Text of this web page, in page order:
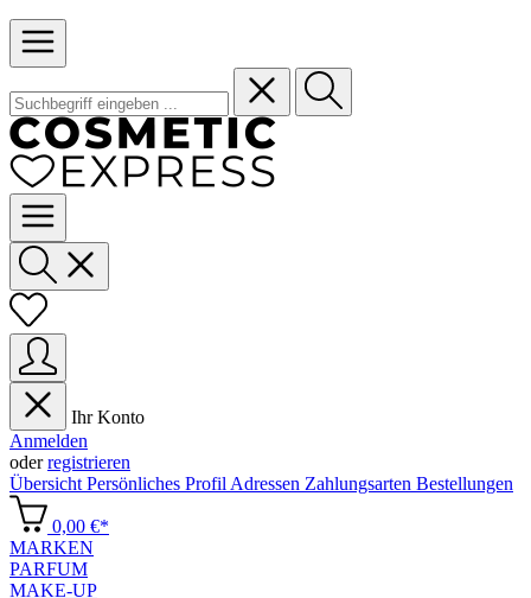
Ihr Konto
Anmelden
oderregistrieren
Übersicht Persönliches Profil Adressen Zahlungsarten Bestellungen
0,00 €*
MARKEN
PARFUM
MAKE-UP